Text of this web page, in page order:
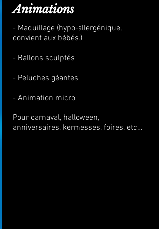
Animations
- Maquillage (hypo-allergénique,
convient aux bébés.)
- Ballons sculptés
- Peluches géantes
- Animation micro
Pour carnaval, halloween,
anniversaires, kermesses, foires, etc…